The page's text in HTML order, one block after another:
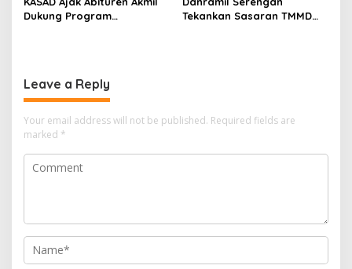
Dukung Program
Tekankan Sasaran TMMD
Leave a Reply
Your email address will not be published. Required fields are
marked *